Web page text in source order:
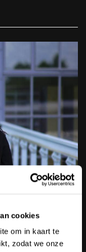
cookies
om in kaart te
zodat we onze